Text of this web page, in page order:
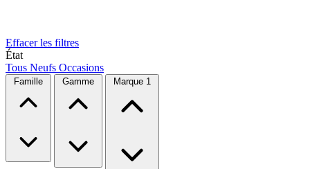
Effacer les filtres
État
Tous Neufs Occasions
Famille Gamme Marque 1